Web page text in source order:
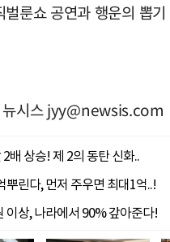
룬쇼 공연과 행운의 뽑
시스jyy@newsis.com